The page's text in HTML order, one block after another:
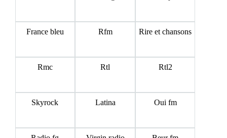
France bleu Rfm Rire et chansons
Rmc Rtl Rtl2
Skyrock Latina Oui fm